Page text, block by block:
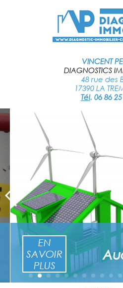
VINCENT
DIAGNOSTICS
48 rue des
17390 LA
Tél. 06 86
EN
SAVOIR
PLUS